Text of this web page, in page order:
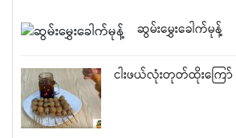
ဆွမ်းမွှေးခေါက်မုန့်
ငါးဖယ်လုံးတုတ်ထိုးကြော်